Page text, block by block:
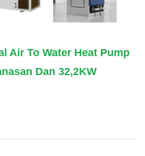
Air To Water Heat Pump
Dan 32,2KW